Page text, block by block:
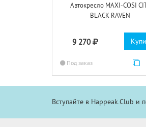
Автокресло MAXI-COSI
BLACK RAVEN
9 270
Под заказ
Вступайте в Happeak.Club и